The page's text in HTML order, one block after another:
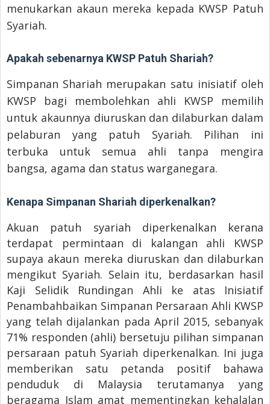
menukarkan akaun mereka kepada KWSP Patuh
Syariah.
Apakah sebenarnya KWSP Patuh Shariah?
Simpanan Shariah merupakan satu inisiatif oleh
KWSP bagi membolehkan ahli KWSP memilih
untuk akaunnya diuruskan dan dilaburkan dalam
pelaburan yang patuh Syariah. Pilihan ini
terbuka untuk semua ahli tanpa mengira
bangsa, agama dan status warganegara.
Kenapa Simpanan Shariah diperkenalkan?
Akuan patuh syariah diperkenalkan kerana
terdapat permintaan di kalangan ahli KWSP
supaya akaun mereka diuruskan dan dilaburkan
mengikut Syariah. Selain itu, berdasarkan hasil
Kaji Selidik Rundingan Ahli ke atas Inisiatif
Penambahbaikan Simpanan Persaraan Ahli KWSP
yang telah dijalankan pada April 2015, sebanyak
71% responden (ahli) bersetuju pilihan simpanan
persaraan patuh Syariah diperkenalkan. Ini juga
memberikan satu petanda positif bahawa
penduduk di Malaysia terutamanya yang
beragama Islam amat mementingkan kehalalan